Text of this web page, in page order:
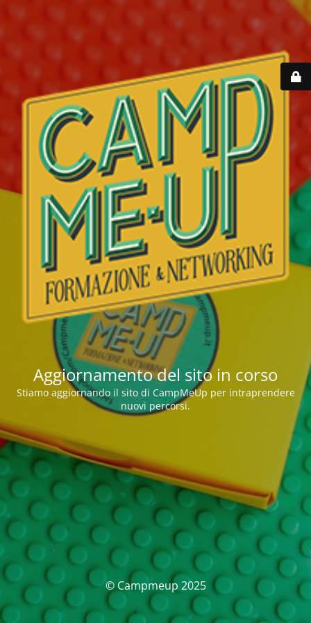
Aggiornamento del sito in corso
Stiamo aggiornando il sito di CampMeUp per intraprendere
nuovi percorsi.
© Campmeup 2025